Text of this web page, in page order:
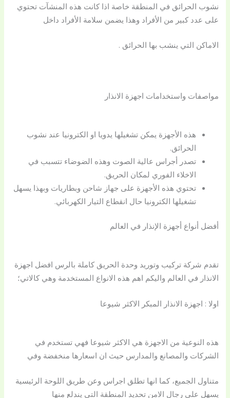
نشوب الحرائق في المنطقة خاصة اذا كانت هذه المنشآت تحتوي
على عدد كبير من الأفراد وهذا يضمن سلامة الأفراد داخل
الاماكن التي ينشب بها الحرائق .
مواصفات واستخدامات اجهزة الانذار
هذه الأجهزة يمكن تشغيلها يدويا او الكترونيا عند نشوب
الحرائق.
تصدر أجراس عالية الصوت وهذه الضوضاء تتسبب في
الاخلاء الفوري لمكان الحريق.
تحتوي هذه الأجهزة على جهاز شاحن وبطاريات وبهذا يسهل
تشغيلها الكترونيا حال انقطاع التيار الكهربائي.
أفضل أنواع أجهزة الإنذار في العالم
تقدم شركة تركيب وتوريد وحدة الحريق كاملة بالرس افضل اجهزة
الانذار في العالم واليكم اهم هذه الانواع المستخدمة وهي كالاتي؛
اولا : اجهزة الانذار المبكر الاكثر شيوعا
هذه النوعية من الاجهزة هي الاكثر شيوعا فهي تستخدم في
الشركات والمصانع والمدارس حيث ان اسعارها منخفضة وفي
متناول الجميع، كما انها تطلق اجراس وعن طريق اللوحة الرئيسية
يسهل على رجال الامن تحديد المنطقة التي يندلع منها